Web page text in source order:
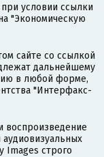
условии ссылки
"Экономическую
сайте со ссылкой
дальнейшему
в любой форме,
"Интерфакс-
воспроизведение
Images строго